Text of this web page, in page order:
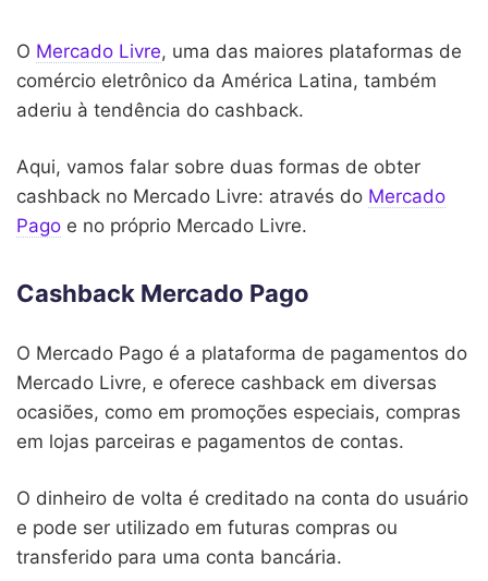
O Mercado Livre, uma das maiores plataformas de
comércio eletrônico da América Latina, também
aderiu à tendência do cashback.
Aqui, vamos falar sobre duas formas de obter
cashback no Mercado Livre: através do Mercado
Pago e no próprio Mercado Livre.
Cashback Mercado Pago
O Mercado Pago é a plataforma de pagamentos do
Mercado Livre, e oferece cashback em diversas
ocasiões, como em promoções especiais, compras
em lojas parceiras e pagamentos de contas.
O dinheiro de volta é creditado na conta do usuário
e pode ser utilizado em futuras compras ou
transferido para uma conta bancária.